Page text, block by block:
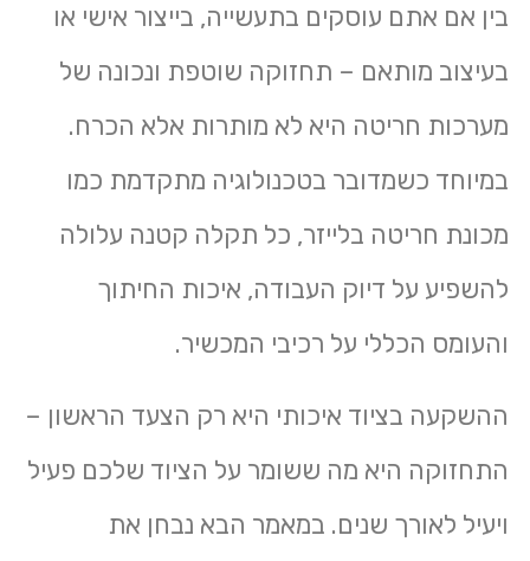
בין אם אתם עוסקים בתעשייה, בייצור אישי או
בעיצוב מותאם – תחזוקה שוטפת ונכונה של
מערכות חריטה היא לא מותרות אלא הכרח.
במיוחד כשמדובר בטכנולוגיה מתקדמת כמו
מכונת חריטה בלייזר, כל תקלה קטנה עלולה
להשפיע על דיוק העבודה, איכות החיתוך
והעומס הכללי על רכיבי המכשיר.
ההשקעה בציוד איכותי היא רק הצעד הראשון –
התחזוקה היא מה ששומר על הציוד שלכם פעיל
ויעיל לאורך שנים. במאמר הבא נבחן את